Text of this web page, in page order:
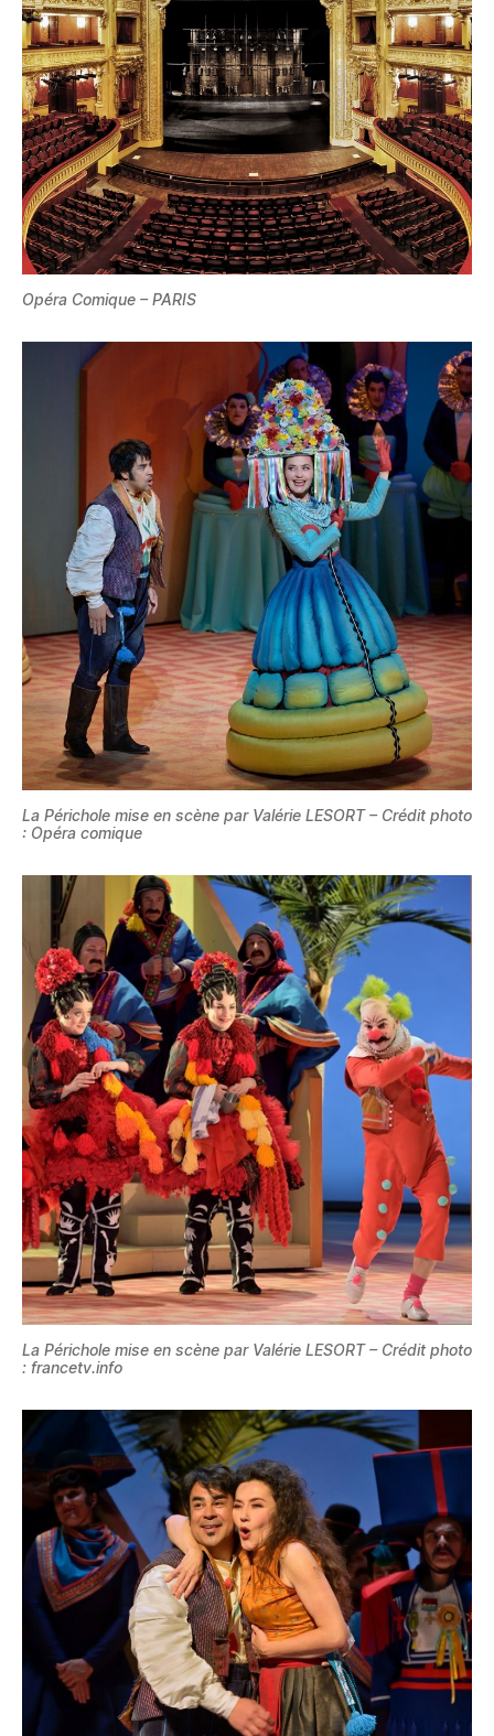
Opéra Comique – PARIS
La Périchole mise en scène par Valérie LESORT – Crédit photo
: Opéra comique
La Périchole mise en scène par Valérie LESORT – Crédit photo
: francetv.info